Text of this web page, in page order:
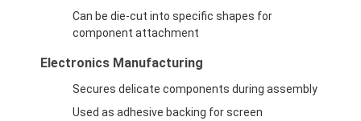
Fita adesiva de pano de vidro
Fita adesiva do filme do Polyimide
Fita de esparadrapo da folha de alumínio
Can be die-cut into specific shapes for
component attachment
Electronics Manufacturing
Secures delicate components during assembly
Used as adhesive backing for screen